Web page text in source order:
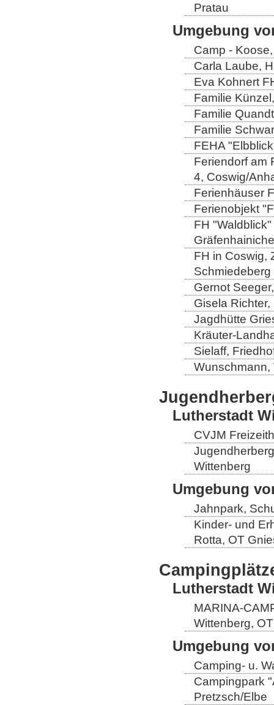
Pratau
Umgebung
Camp -
Carla Laube,
Eva Kohnert
Familie
Familie
Familie
FEHA
Feriendorf am
4, Coswig/
Ferienhäuser
Ferienobjekt
FH
FH in Coswig,
Schmiedeberg
Gernot
Gisela
Jagdhütte
Kräuter-
Sielaff,
Wunschmann,
Lutherstadt
CVJM
Wittenberg
Umgebung
Jahnpark,
Kinder- und
Rotta, OT
Lutherstadt
MARINA-
Wittenberg,
Umgebung
Camping- u.
Campingpark
Pretzsch/Elbe